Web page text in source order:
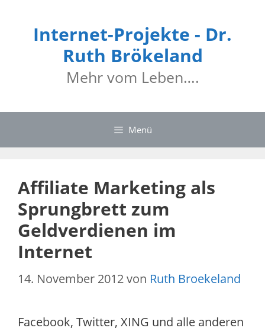
Internet-Projekte - Dr.
Ruth Brökeland
Mehr vom Leben….
Menü
Affiliate Marketing als
Sprungbrett zum
Geldverdienen im
Internet
14. November 2012von Ruth Broekeland
Facebook, Twitter, XING und alle anderen